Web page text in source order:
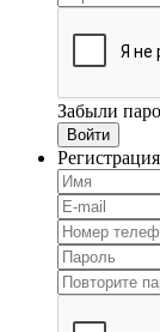
Забыли
Регистрация